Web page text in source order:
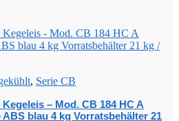
, Serie CB
– Mod. CB 184 HC A
ABS blau 4 kg Vorratsbehälter 21